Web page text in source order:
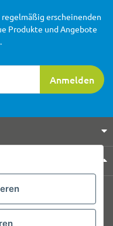
Anmelden
erscheinenden
Produkte und Angebote